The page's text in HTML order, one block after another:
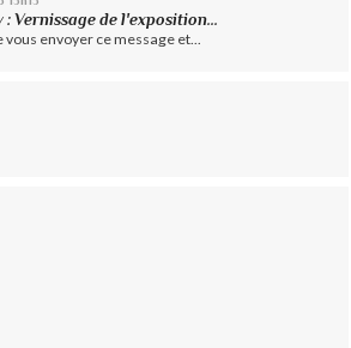
Vernissage de l'exposition...
envoyer ce message et...